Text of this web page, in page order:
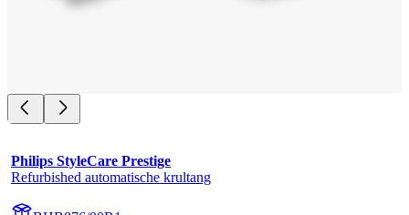
Philips StyleCare Prestige
Refurbished automatische krultang